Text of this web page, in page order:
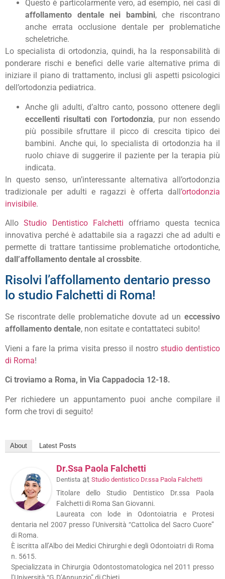
Questo è particolarmente vero, ad esempio, nei casi di
affollamento dentale nei bambini, che riscontrano
anche errata occlusione dentale per problematiche
scheletriche.
Lo specialista di ortodonzia, quindi, ha la responsabilità di
ponderare rischi e benefici delle varie alternative prima di
iniziare il piano di trattamento, inclusi gli aspetti psicologici
dell’ortodonzia pediatrica.
Anche gli adulti, d’altro canto, possono ottenere degli
eccellenti risultati con l’ortodonzia, pur non essendo
più possibile sfruttare il picco di crescita tipico dei
bambini. Anche qui, lo specialista di ortodonzia ha il
ruolo chiave di suggerire il paziente per la terapia più
indicata.
In questo senso, un’interessante alternativa all’ortodonzia
tradizionale per adulti e ragazzi è offerta dall’ortodonzia
invisibile.
AlloStudio Dentistico Falchetti offriamo questa tecnica
innovativa perché è adattabile sia a ragazzi che ad adulti e
permette di trattare tantissime problematiche ortodontiche,
dall’affollamento dentale al crossbite.
Risolvi l’affollamento dentario presso
lo studio Falchetti di Roma!
Se riscontrate delle problematiche dovute ad un eccessivo
affollamento dentale, non esitate e contattateci subito!
Vieni a fare la prima visita presso il nostro studio dentistico
di Roma!
Ci troviamo a Roma, in Via Cappadocia 12-18.
Per richiedere un appuntamento puoi anche compilare il
form che trovi di seguito!
About Latest Posts
Dr.ssa Paola Falchetti
Dentista at Studio dentistico Dr.ssa Paola Falchetti
Titolare dello Studio Dentistico Dr.ssa Paola
Falchetti di Roma San Giovanni.
Laureata con lode in Odontoiatria e Protesi
dentaria nel 2007 presso l’Università “Cattolica del Sacro Cuore”
di Roma.
È iscritta all’Albo dei Medici Chirurghi e degli Odontoiatri di Roma
n. 5615.
Specializzata in Chirurgia Odontostomatologica nel 2011 presso